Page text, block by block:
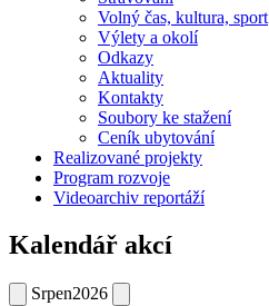
Volný čas, kultura, sport
Výlety a okolí
Odkazy
Aktuality
Kontakty
Soubory ke stažení
Ceník ubytování
Realizované projekty
Program rozvoje
Videoarchiv reportáží
Kalendář akcí
Srpen2026